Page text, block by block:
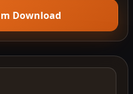
Download